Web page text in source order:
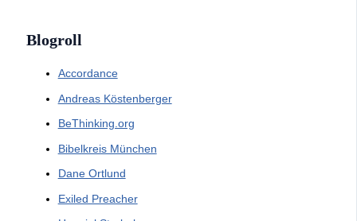
Blogroll
Accordance
Andreas Köstenberger
BeThinking.org
Bibelkreis München
Dane Ortlund
Exiled Preacher